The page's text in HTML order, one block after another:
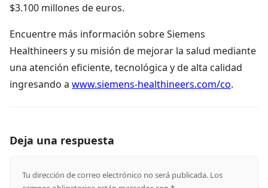
$3.100 millones de euros.
Encuentre más información sobre Siemens
Healthineers y su misión de mejorar la salud mediante
una atención eficiente, tecnológica y de alta calidad
ingresando a www.siemens-healthineers.com/co.
Deja una respuesta
Tu dirección de correo electrónico no será publicada. Los